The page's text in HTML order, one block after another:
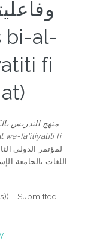
bi-al-
fi
منهج التدريس